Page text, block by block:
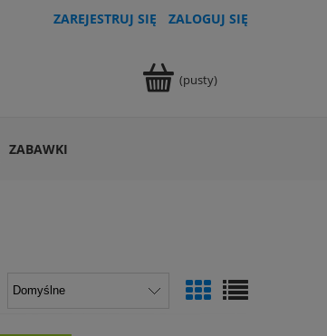
ZAREJESTRUJ SIĘ ZALOGUJ SIĘ
(pusty)
ZABAWKI